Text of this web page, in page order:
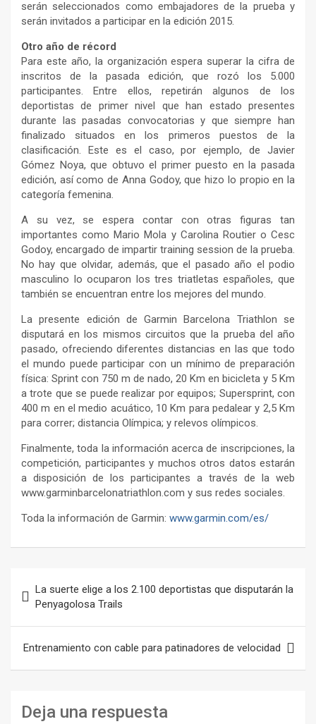
serán seleccionados como embajadores de la prueba y
serán invitados a participar en la edición 2015.
Otro año de récord
Para este año, la organización espera superar la cifra de
inscritos de la pasada edición, que rozó los 5.000
participantes. Entre ellos, repetirán algunos de los
deportistas de primer nivel que han estado presentes
durante las pasadas convocatorias y que siempre han
finalizado situados en los primeros puestos de la
clasificación. Este es el caso, por ejemplo, de Javier
Gómez Noya, que obtuvo el primer puesto en la pasada
edición, así como de Anna Godoy, que hizo lo propio en la
categoría femenina.
A su vez, se espera contar con otras figuras tan
importantes como Mario Mola y Carolina Routier o Cesc
Godoy, encargado de impartir training session de la prueba.
No hay que olvidar, además, que el pasado año el podio
masculino lo ocuparon los tres triatletas españoles, que
también se encuentran entre los mejores del mundo.
La presente edición de Garmin Barcelona Triathlon se
disputará en los mismos circuitos que la prueba del año
pasado, ofreciendo diferentes distancias en las que todo
el mundo puede participar con un mínimo de preparación
física: Sprint con 750 m de nado, 20 Km en bicicleta y 5 Km
a trote que se puede realizar por equipos; Supersprint, con
400 m en el medio acuático, 10 Km para pedalear y 2,5 Km
para correr; distancia Olímpica; y relevos olímpicos.
Finalmente, toda la información acerca de inscripciones, la
competición, participantes y muchos otros datos estarán
a disposición de los participantes a través de la web
www.garminbarcelonatriathlon.com y sus redes sociales.
Toda la información de Garmin: www.garmin.com/es/
de
entradas
La suerte elige a los 2.100 deportistas que disputarán la
Penyagolosa Trails
Entrenamiento con cable para patinadores de velocidad
Deja una respuesta